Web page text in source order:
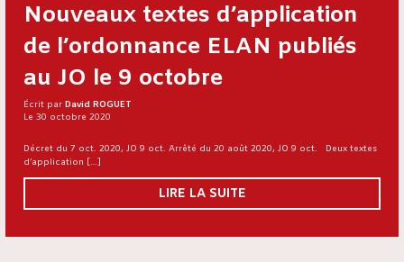
Nouveaux textes d’application
de l’ordonnance ELAN publiés
au JO le 9 octobre
Écrit par David ROGUET
Le 30 octobre 2020
Décret du 7 oct. 2020, JO 9 oct. Arrêté du 20 août 2020, JO 9 oct. Deux textes
d’application […]
LIRE LA SUITE